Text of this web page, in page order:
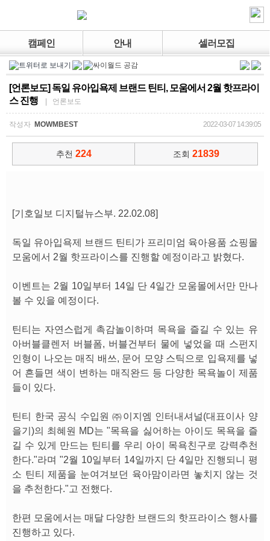
캠페인 안내 셀러모집
[언론보도] 독일 유아입욕제 브랜드 틴티, 모움에서 2월 핫프라이
스 진행
| 언론보도
작성자 MOWMBEST 2022-03-07 14:39:05
추천 224 조회 21839
[기호일보 디지털뉴스부. 22.02.08]
독일 유아입욕제 브랜드 틴티가 프리미엄 육아용품 쇼핑몰
모움에서 2월 핫프라이스를 진행할 예정이라고 밝혔다.
이벤트는 2월 10일부터 14일 단 4일간 모움몰에서만 만나
볼 수 있을 예정이다.
틴티는 자연스럽게 촉감놀이하며 목욕을 즐길 수 있는 유
아버블클렌저 버블폼, 버블건부터 물에 넣었을 때 스펀지
인형이 나오는 매직 배쓰, 문어 모양 스틱으로 입욕제를 넣
어 흔들면 색이 변하는 매직완드 등 다양한 목욕놀이 제품
들이 있다.
틴티 한국 공식 수입원 ㈜이지엠 인터내셔널(대표이사 양
을기)의 최혜원 MD는 "목욕을 싫어하는 아이도 목욕을 즐
길 수 있게 만드는 틴티를 우리 아이 목욕친구로 강력추천
한다."라며 "2월 10일부터 14일까지 단 4일만 진행되니 평
소 틴티 제품을 눈여겨보던 육아맘이라면 놓치지 않는 것
을 추천한다."고 전했다.
한편 모움에서는 매달 다양한 브랜드의 핫프라이스 행사를
진행하고 있다.